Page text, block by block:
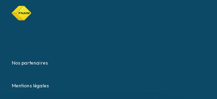
Nos partenaires
Mentions légales